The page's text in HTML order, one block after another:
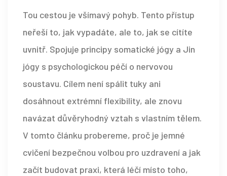
Tou cestou je všímavý pohyb. Tento přístup
neřeší to, jak vypadáte, ale to, jak se cítíte
uvnitř. Spojuje principy somatické jógy a Jin
jógy s psychologickou péčí o nervovou
soustavu. Cílem není spálit tuky ani
dosáhnout extrémní flexibility, ale znovu
navázat důvěryhodný vztah s vlastním tělem.
V tomto článku probereme, proč je jemné
cvičení bezpečnou volbou pro uzdravení a jak
začít budovat praxi, která léčí místo toho,